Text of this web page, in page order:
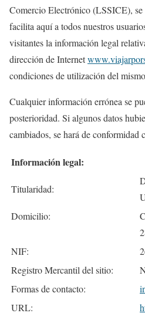
Comercio Electrónico (LSSICE), se
facilita aquí a todos nuestros
visitantes la información legal
dirección de Internet
condiciones de utilización del
Cualquier información errónea se
posterioridad. Si algunos datos
cambiados, se hará de conformidad
Información legal:
Titularidad:
Domicilio:
NIF:
Registro Mercantil del sitio:
Formas de contacto:
URL: